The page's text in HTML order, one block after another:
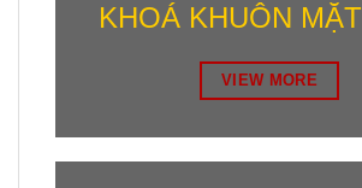
KHOÁ KHUÔN
VIEW MORE